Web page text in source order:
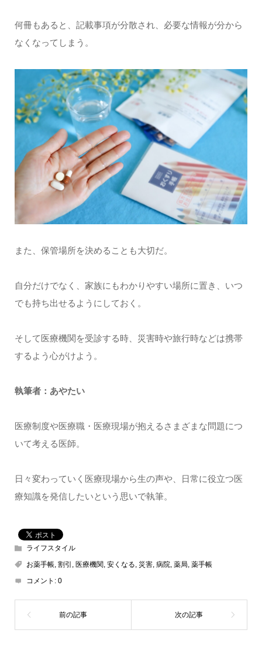
何冊もあると、記載事項が分散され、必要な情報が分から
なくなってしまう。
また、保管場所を決めることも大切だ。
自分だけでなく、家族にもわかりやすい場所に置き、いつ
でも持ち出せるようにしておく。
そして医療機関を受診する時、災害時や旅行時などは携帯
するよう心がけよう。
執筆者：あやたい
医療制度や医療職・医療現場が抱えるさまざまな問題につ
いて考える医師。
日々変わっていく医療現場から生の声や、日常に役立つ医
療知識を発信したいという思いで執筆。
ライフスタイル
お薬手帳, 割引 , 医療機関, 安くなる, 災害, 病院, 薬局, 薬手帳
コメント: 0